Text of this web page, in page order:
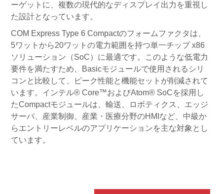
ーゲットに、複数の現代的なディスプレイ出力を重視し
た設計となっています。
COM Express Type 6 Compactのフォームファクタは、
5ワットから20ワットの電力範囲を持つ単一チップ x86
ソリューション（SoC）に最適です。このような低電力
要件を満たすため、Basicモジュールで使用されるシリ
コンと比較して、ピーク性能と機能セットが削減されて
います。インテル® Core™およびAtom® SoCを採用し
たCompactモジュールは、輸送、ロボティクス、エッジ
サーバ、産業制御、産業・医療分野のHMIなど、中級か
らエントリーレベルのアプリケーションを主な対象とし
ています。